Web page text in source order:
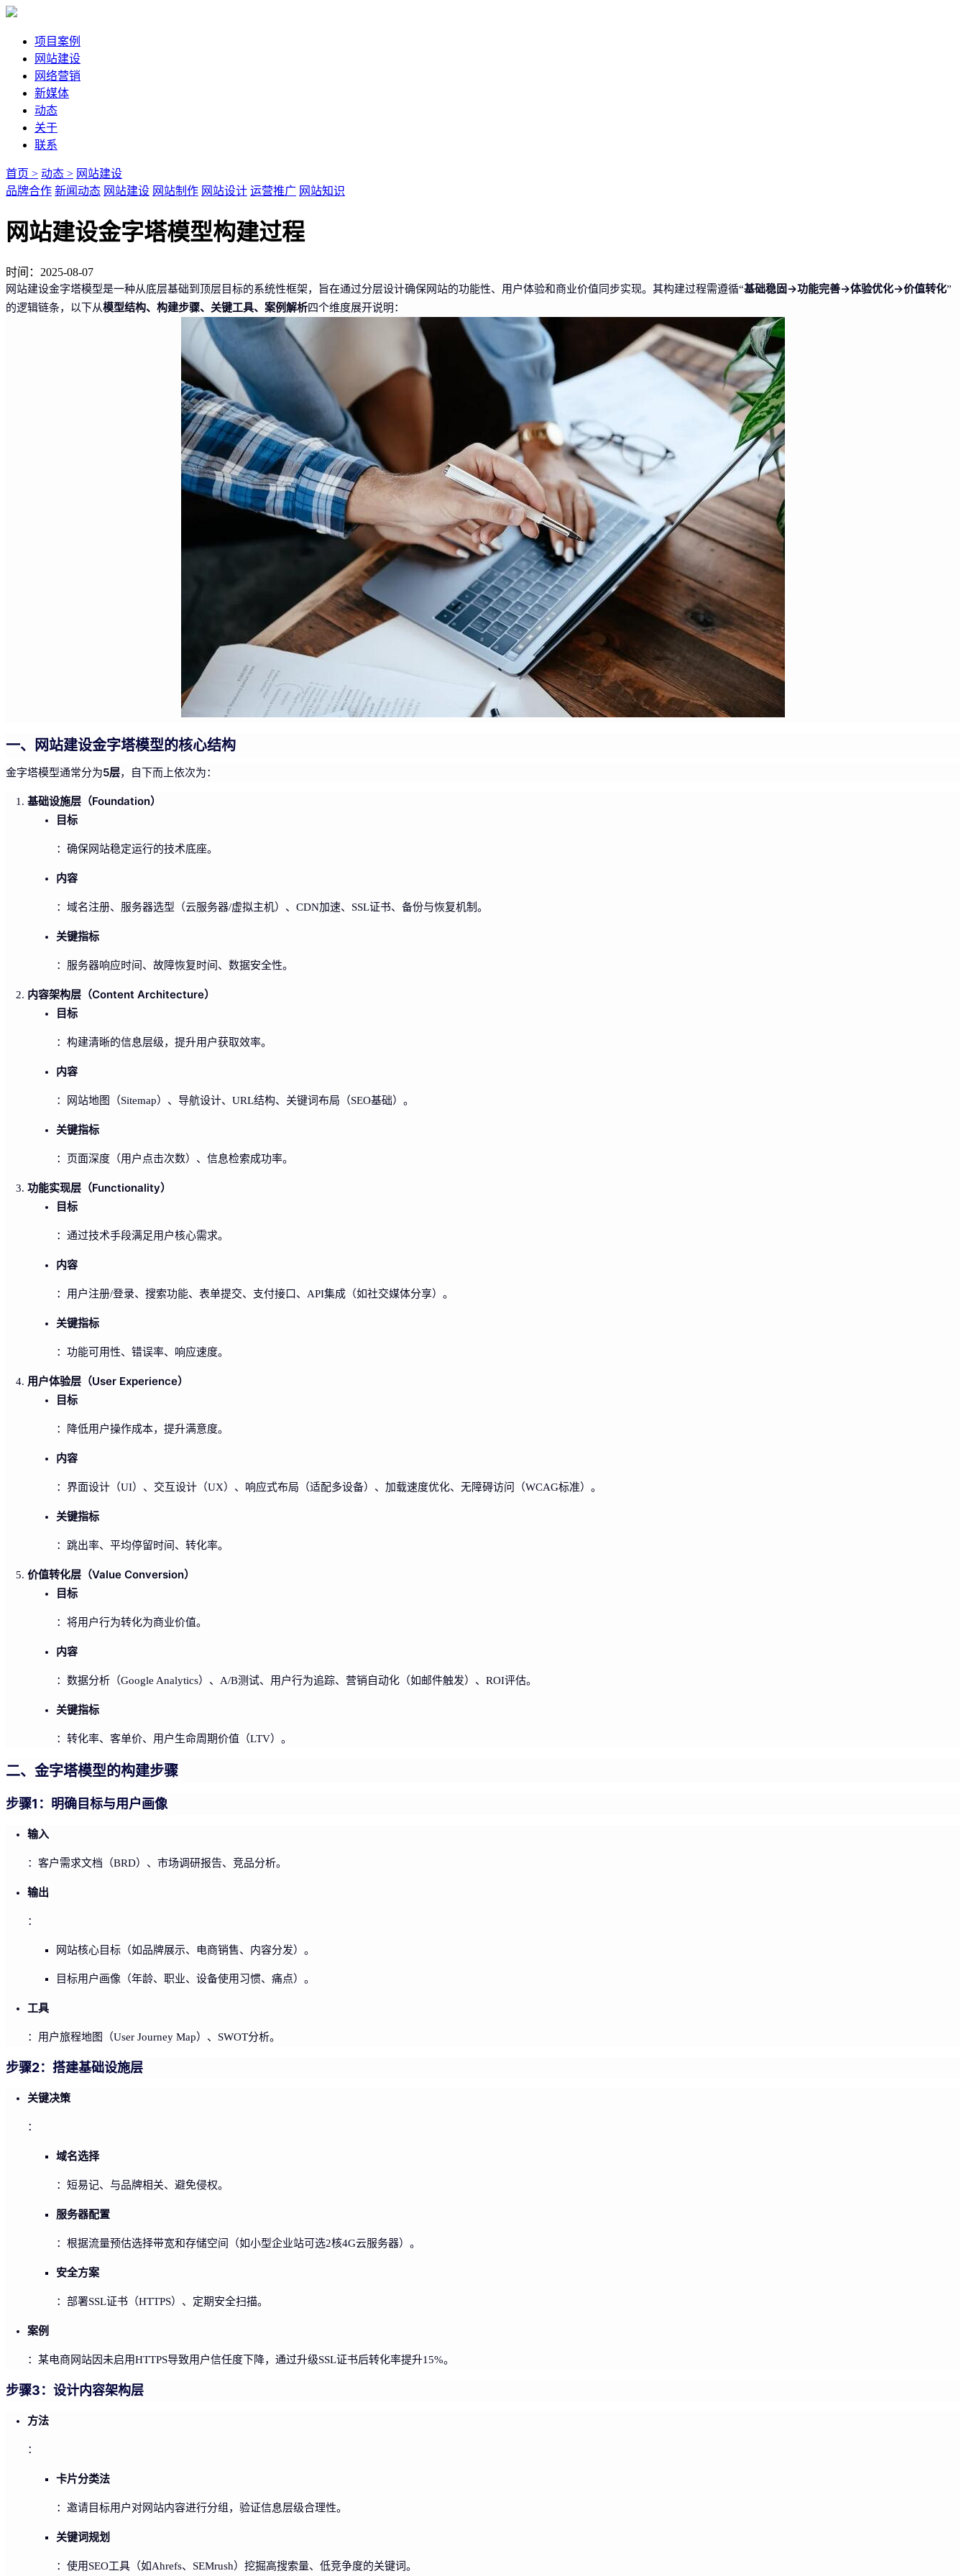
项目案例
网站建设
网络营销
新媒体
动态
关于
联系
首页 > 动态 > 网站建设
品牌合作 新闻动态 网站建设 网站制作 网站设计 运营推广 网站知识
网站建设金字塔模型构建过程
时间：2025-08-07
网站建设金字塔模型是一种从底层基础到顶层目标的系统性框架，旨在通过分层设计确保网站的功能性、用户体验和商业价值同步实现。其构建过程需遵循“基础稳固→功能完善→体验优化→价值转化”
的逻辑链条，以下从模型结构、构建步骤、关键工具、案例解析四个维度展开说明：
一、网站建设金字塔模型的核心结构
金字塔模型通常分为5层，自下而上依次为：
基础设施层（Foundation）
目标
：确保网站稳定运行的技术底座。
内容
：域名注册、服务器选型（云服务器/虚拟主机）、CDN加速、SSL证书、备份与恢复机制。
关键指标
：服务器响应时间、故障恢复时间、数据安全性。
内容架构层（Content Architecture）
目标
：构建清晰的信息层级，提升用户获取效率。
内容
：网站地图（Sitemap）、导航设计、URL结构、关键词布局（SEO基础）。
关键指标
：页面深度（用户点击次数）、信息检索成功率。
功能实现层（Functionality）
目标
：通过技术手段满足用户核心需求。
内容
：用户注册/登录、搜索功能、表单提交、支付接口、API集成（如社交媒体分享）。
关键指标
：功能可用性、错误率、响应速度。
用户体验层（User Experience）
目标
：降低用户操作成本，提升满意度。
内容
：界面设计（UI）、交互设计（UX）、响应式布局（适配多设备）、加载速度优化、无障碍访问（WCAG标准）。
关键指标
：跳出率、平均停留时间、转化率。
价值转化层（Value Conversion）
目标
：将用户行为转化为商业价值。
内容
：数据分析（Google Analytics）、A/B测试、用户行为追踪、营销自动化（如邮件触发）、ROI评估。
关键指标
：转化率、客单价、用户生命周期价值（LTV）。
二、金字塔模型的构建步骤
步骤1：明确目标与用户画像
输入
：客户需求文档（BRD）、市场调研报告、竞品分析。
输出
：
网站核心目标（如品牌展示、电商销售、内容分发）。
目标用户画像（年龄、职业、设备使用习惯、痛点）。
工具
：用户旅程地图（User Journey Map）、SWOT分析。
步骤2：搭建基础设施层
关键决策
：
域名选择
：短易记、与品牌相关、避免侵权。
服务器配置
：根据流量预估选择带宽和存储空间（如小型企业站可选2核4G云服务器）。
安全方案
：部署SSL证书（HTTPS）、定期安全扫描。
案例
：某电商网站因未启用HTTPS导致用户信任度下降，通过升级SSL证书后转化率提升15%。
步骤3：设计内容架构层
方法
：
卡片分类法
：邀请目标用户对网站内容进行分组，验证信息层级合理性。
关键词规划
：使用SEO工具（如Ahrefs、SEMrush）挖掘高搜索量、低竞争度的关键词。